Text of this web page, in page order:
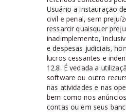
Usuário a instauração
civil e penal, sem
ressarcir quaisquer
inadimplemento,
e despesas judiciais,
lucros cessantes e
12.8. É vedada a
software ou outro
nas atividades e nas
bem como nos
contas ou em seus